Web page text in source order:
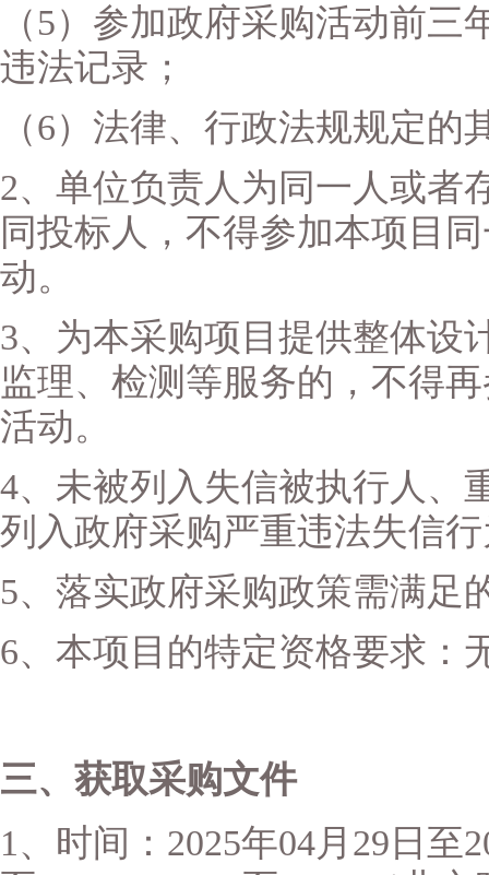
（5）参加政府采购活动前三
违法记录；
（6）法律、行政法规规定的
2、单位负责人为同一人或者
同投标人，不得参加本项目
动。
3、为本采购项目提供整体设
监理、检测等服务的，不得
活动。
4、未被列入失信被执行人、
列入政府采购严重违法失信
5、落实政府采购政策需满足
6、本项目的特定资格要求：
三、获取采购文件
1、时间：2025年04月29日至